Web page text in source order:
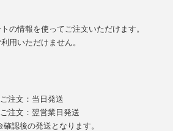
の情報を使ってご注文いただけます。
用いただけません。
注文：当日発送
注文：翌営業日発送
認後の発送となります。